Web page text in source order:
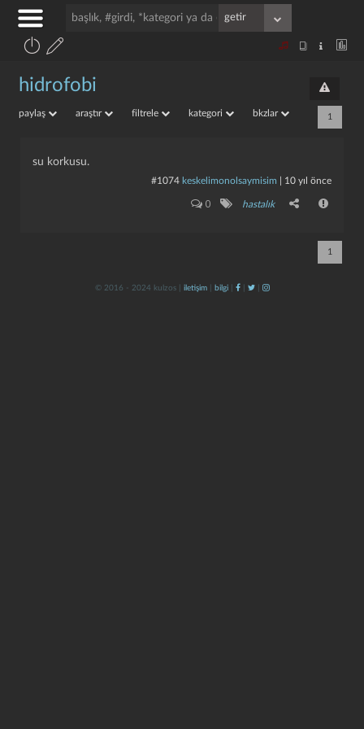
hidrofobi
paylaş araştır filtrele kategori bkzlar 1
su korkusu.
#1074 keskelimonolsaymisim 10 yıl önce
0 hastalık
1
© 2016 - 2024 kulzos | iletişim| bilgi| | |